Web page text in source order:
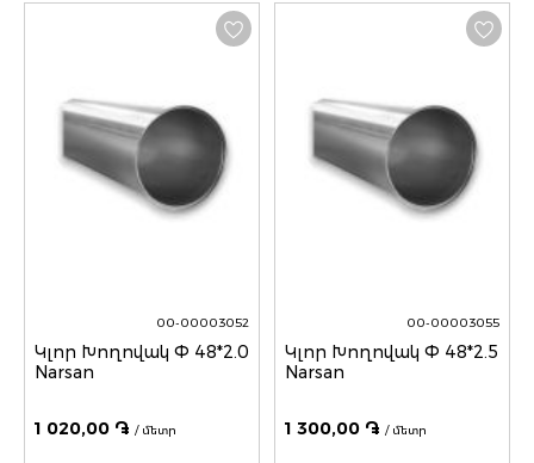
00-00003052
Կլոր Խողովակ Փ 48*2.0
Narsan
1 020,00 ֏ / մետր
00-00003055
Կլոր Խողովակ Փ 48*2.5
Narsan
1 300,00 ֏ / մետր